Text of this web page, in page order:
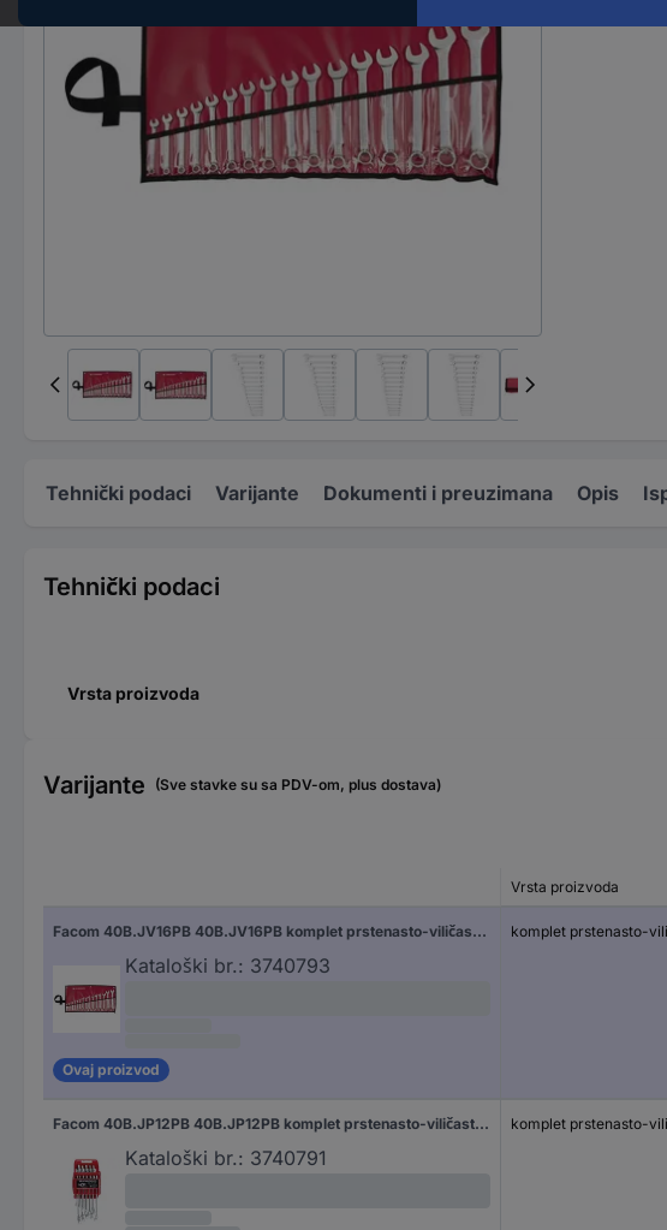
Tehnički podaci Varijante Dokumenti i preuzimana Opis
Tehnički podaci
Vrsta proizvoda
Varijante (Sve stavke su sa PDV-om, plus dostava)
Vrsta proizvoda
Facom 40B.JV16PB 40B.JV16PB komplet prstenasto-viličastih ključeva
Kataloški br.: 3740793
Ovaj proizvod
komplet prstenasto-
Facom 40B.JP12PB 40B.JP12PB komplet prstenasto-viličastih ključeva
Kataloški br.: 3740791
komplet prstenasto-